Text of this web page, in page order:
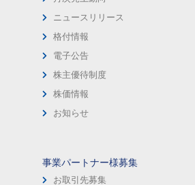
ニュースリリース
格付情報
電子公告
株主優待制度
株価情報
お知らせ
事業パートナー様募集
お取引先募集